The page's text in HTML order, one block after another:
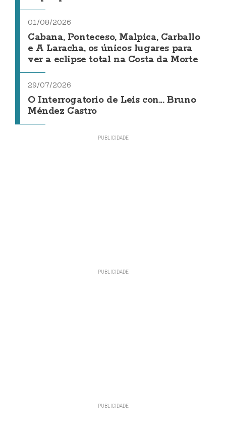
01/08/2026
Cabana, Ponteceso, Malpica, Carballo
e A Laracha, os únicos lugares para
ver a eclipse total na Costa da Morte
29/07/2026
O Interrogatorio de Leis con... Bruno
Méndez Castro